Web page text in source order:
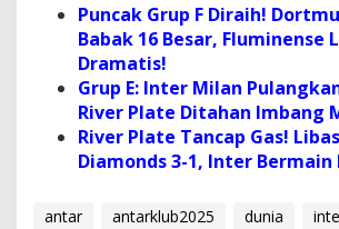
Puncak Grup F Diraih!
Babak 16 Besar, Fluminense
Dramatis!
Grup E: Inter Milan
River Plate Ditahan Imbang
River Plate Tancap Gas!
Diamonds 3-1, Inter Bermain
antar antarklub2025 dunia